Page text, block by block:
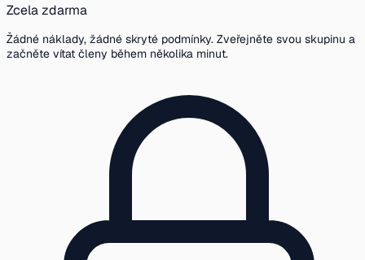
Zcela zdarma
Žádné náklady, žádné skryté podmínky. Zveřejněte svou skupinu a
začněte vítat členy během několika minut.